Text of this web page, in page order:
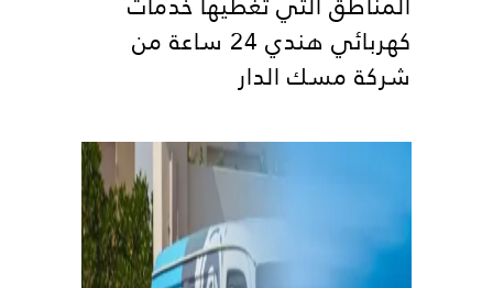
كهربائي هندي 24 ساعة من
شركة مسك الدار